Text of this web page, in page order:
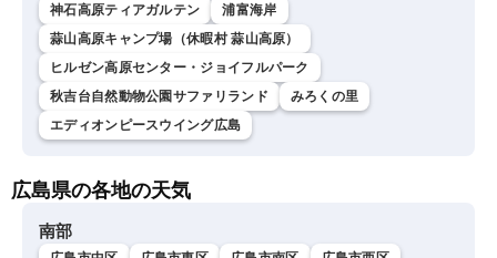
神石高原ティアガルテン
浦富海岸
蒜山高原キャンプ場（休暇村 蒜山高原）
ヒルゼン高原センター・ジョイフルパーク
秋吉台自然動物公園サファリランド
みろくの里
エディオンピースウイング広島
広島県の各地の天気
南部